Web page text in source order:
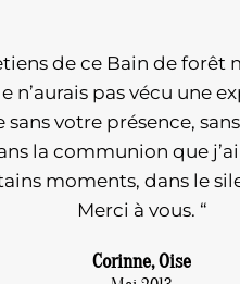
de ce Bain de forêt
n’aurais pas vécu une
sans votre présence,
la communion que
moments, dans le
Merci à vous. “
Corinne, Oise